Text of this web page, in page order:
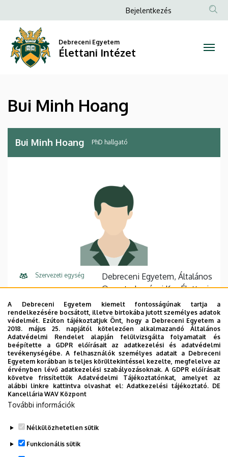
Minh
Hoang
Intézet
a
tartalomra
Anonim
menüje
Bejelentkezés
Debreceni Egyetem
Élettani Intézet
Bui Minh Hoang
Bui Minh Hoang PhD hallgató
Szervezeti egység
Debreceni Egyetem, Általános
Orvostudományi Kar, Élettani
Intézet
Központi telefonszám +36 52 411 600 55298
Cím
4032 Debrecen Nagyerdei
körút 98
Épület Elméleti négyszög, U épület
Emelet, ajtó
A Debreceni Egyetem kiemelt fontosságúnak tartja a
rendelkezésére bocsátott, illetve birtokába jutott személyes adatok
védelmét. Ezúton tájékoztatjuk Önt, hogy a Debreceni Egyetem a
2018. május 25. napjától kötelezően alkalmazandó Általános
Adatvédelmi Rendelet alapján felülvizsgálta folyamatait és
beépítette a GDPR előírásait az adatkezelési és adatvédelmi
tevékenységébe. A felhasználók személyes adatait a Debreceni
Egyetem korábban is teljes körültekintéssel kezelte, megfelelve az
érvényben lévő adatkezelési szabályozásoknak. A GDPR előírásait
követve frissítettük Adatvédelmi Tájékoztatónkat, amelyet az
alábbi linkre kattintva olvashat el:Adatkezelési tájékoztató. DE
Kancellária WAV Központ
További információk
Nélkülözhetetlen sütik
Funkcionális sütik